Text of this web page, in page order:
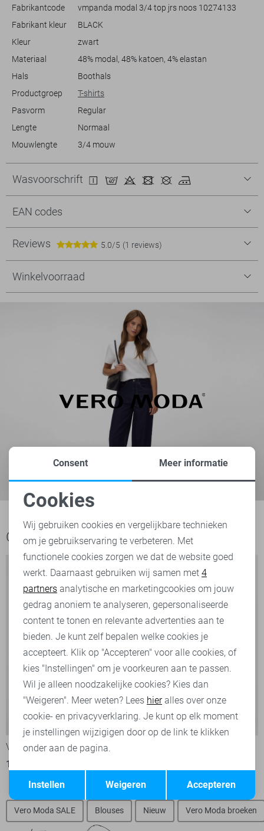
ontspannen dag in het park naar een diner in de avond begeleidt.
Voeg deze duurzame basic toe aan je garderobe voor comfort en stijl
Fabrikantcode
vmpanda modal 3/4 top jrs noos 10274133
Fabrikant kleur
BLACK
Kleur
zwart
Materiaal
48% modal, 48% katoen, 4% elastan
Hals
Boothals
Productgroep
T-shirts
Pasvorm
Regular
Lengte
Normaal
Mouwlengte
3/4 mouw
Wasvoorschrift
EAN codes
Reviews 5.0/5 (1 reviews)
Winkelvoorraad
Ook het bekijken waard
-20%
Vero Moda T-shirt
17,60
-20%
Vero Moda SALE Blouses Nieuw Vero Moda broeken
Noodzakelijke cookies
Personalisatie cookies
Analytische cookies
Marketing cookies
Terug Opslaan
Consent Meer informatie
Cookies
Wij gebruiken cookies en vergelijkbare technieken
om je gebruikservaring te verbeteren. Met
functionele cookies zorgen we dat de website goed
werkt. Daarnaast gebruiken wij samen met 4
partners analytische en marketingcookies om jouw
gedrag anoniem te analyseren, gepersonaliseerde
content te tonen en relevante advertenties aan te
bieden. Je kunt zelf bepalen welke cookies je
accepteert. Klik op "Accepteren" voor alle cookies, of
kies "Instellingen" om je voorkeuren aan te passen.
Wil je alleen noodzakelijke cookies? Kies dan
"Weigeren". Meer weten? Lees hieralles over onze
cookie- en privacyverklaring. Je kunt op elk moment
je instellingen wijzigigen door op de link te klikken
onder aan de pagina.
Accepteren
Weigeren
Instellen